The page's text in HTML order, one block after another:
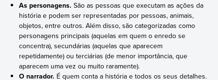
As personagens. São as pessoas que executam as ações da
história e podem ser representadas por pessoas, animais,
objetos, entre outros. Além disso, são categorizadas como
personagens principais (aquelas em quem o enredo se
concentra), secundárias (aquelas que aparecem
repetidamente) ou terciárias (de menor importância, que
aparecem uma vez ou muito raramente).
O narrador. É quem conta a história e todos os seus detalhes.